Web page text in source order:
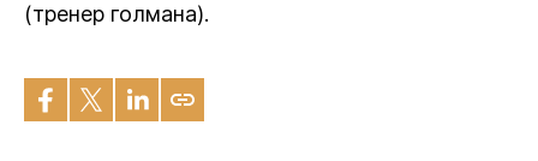
(тренер голмана).